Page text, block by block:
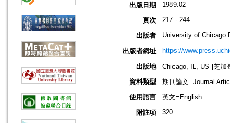
出版日期 1989.02
頁次 217 - 244
出版者 University of Chicago
出版者網址 https://
出版地
Chicago, IL, US [芝加
資料類型
期刊論文=Journal
使用語言
英文=English
附註項
320